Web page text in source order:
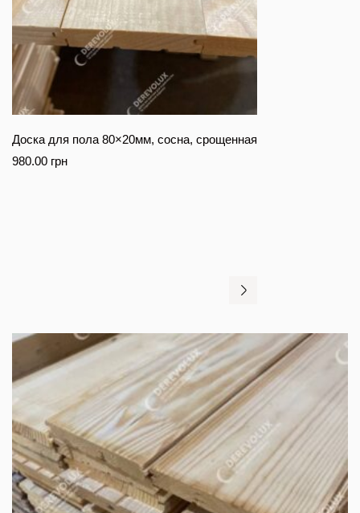
Доска для пола 80×20мм, сосна, срощенная
980.00 грн